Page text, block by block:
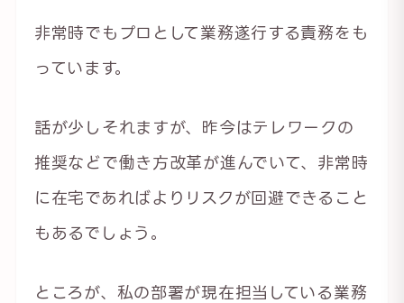
非常時でもプロとして業務遂行する責務をも
っています。
話が少しそれますが、昨今はテレワークの
推奨などで働き方改革が進んでいて、非常時
に在宅であればよりリスクが回避できること
もあるでしょう。
ところが、私の部署が現在担当している業務